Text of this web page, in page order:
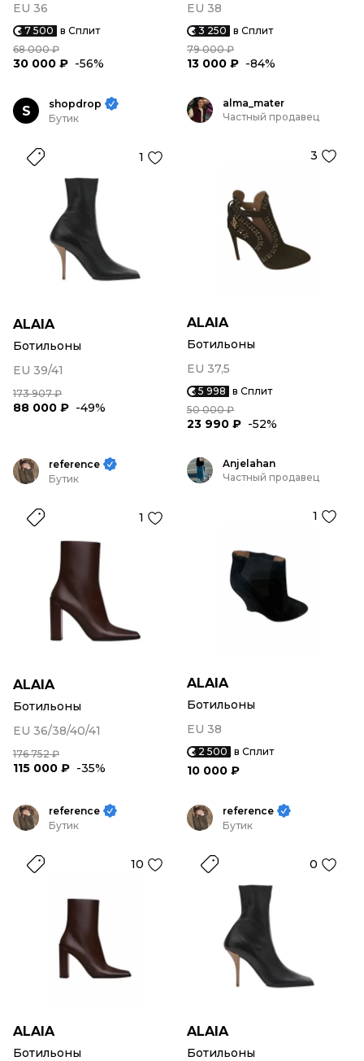
EU 36
7 500 в Сплит
68 000 ₽
30 000 ₽ -56%
EU 38
3 250 в Сплит
79 000 ₽
13 000 ₽ -84%
S
shopdrop
Бутик
1
ALAIA
Ботильоны
EU 39/41
173 907 ₽
88 000 ₽ -49%
alma_mater
Частный продавец
3
ALAIA
Ботильоны
EU 37,5
5 998 в Сплит
50 000 ₽
23 990 ₽ -52%
reference
Бутик
1
ALAIA
Ботильоны
EU 36/38/40/41
176 752 ₽
115 000 ₽ -35%
Anjelahan
Частный продавец
1
ALAIA
Ботильоны
EU 38
2 500 в Сплит
10 000 ₽
reference
Бутик
10
ALAIA
Ботильоны
reference
Бутик
0
ALAIA
Ботильоны